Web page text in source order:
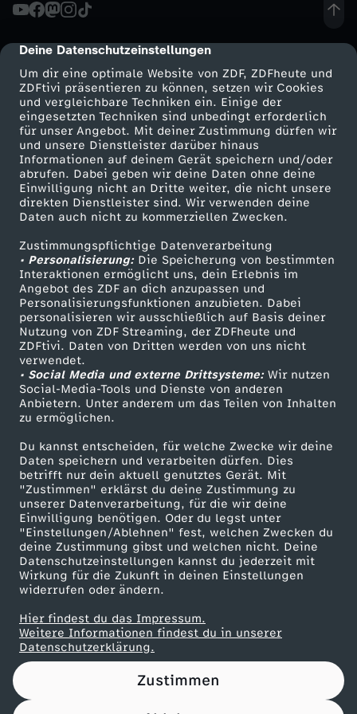
cmp-dialog-description
Deine Datenschutzeinstellungen
Um dir eine optimale Website von ZDF, ZDFheute und
ZDFtivi präsentieren zu können, setzen wir Cookies
und vergleichbare Techniken ein. Einige der
eingesetzten Techniken sind unbedingt erforderlich
für unser Angebot. Mit deiner Zustimmung dürfen wir
und unsere Dienstleister darüber hinaus
Informationen auf deinem Gerät speichern und/oder
abrufen. Dabei geben wir deine Daten ohne deine
Einwilligung nicht an Dritte weiter, die nicht unsere
direkten Dienstleister sind. Wir verwenden deine
Daten auch nicht zu kommerziellen Zwecken.
Zustimmungspflichtige Datenverarbeitung
• Personalisierung:Die Speicherung von bestimmten
Interaktionen ermöglicht uns, dein Erlebnis im
Angebot des ZDF an dich anzupassen und
Personalisierungsfunktionen anzubieten. Dabei
personalisieren wir ausschließlich auf Basis deiner
Nutzung von ZDF Streaming, der ZDFheute und
ZDFtivi. Daten von Dritten werden von uns nicht
verwendet.
• Social Media und externe Drittsysteme:Wir nutzen
Social-Media-Tools und Dienste von anderen
Anbietern. Unter anderem um das Teilen von Inhalten
zu ermöglichen.
Du kannst entscheiden, für welche Zwecke wir deine
Daten speichern und verarbeiten dürfen. Dies
betrifft nur dein aktuell genutztes Gerät. Mit
"Zustimmen" erklärst du deine Zustimmung zu
unserer Datenverarbeitung, für die wir deine
Einwilligung benötigen. Oder du legst unter
"Einstellungen/Ablehnen" fest, welchen Zwecken du
deine Zustimmung gibst und welchen nicht. Deine
Datenschutzeinstellungen kannst du jederzeit mit
Wirkung für die Zukunft in deinen Einstellungen
widerrufen oder ändern.
Hier findest du das Impressum.
Weitere Informationen findest du in unserer
Datenschutzerklärung.
Zustimmen
d
e
r
W
o
c
h
e
Mehr ZDF
ZDF-Apps
Smart TV
ZDFtext
Livestreams
Sendungen A-Z
TV-Programm
Service
ZDFmitreden
Kontakt zum ZDF
Tickets
Zuschauerservice
Hilfe
ZDF Unternehmen
Karriere
ZDF goes Schule
Werbefernsehen
Mainzelmännchen
Partner